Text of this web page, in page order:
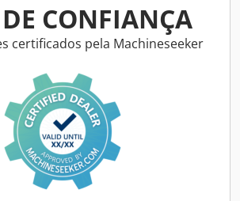
CONFIANÇA
certificados pela Machineseeker